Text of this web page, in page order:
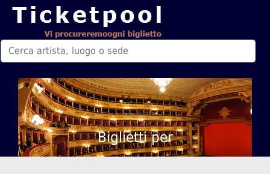
Biglietti per